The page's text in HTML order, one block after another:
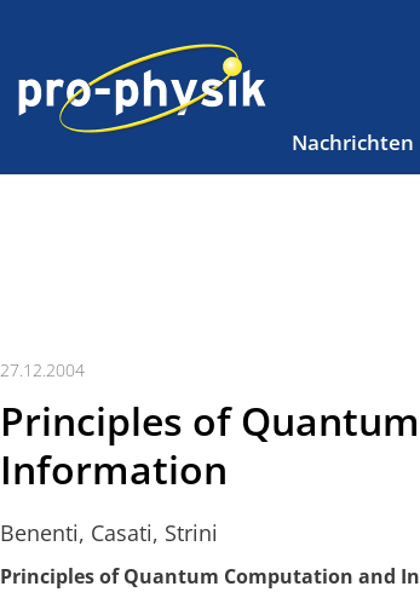
Nachrichten
27.12.2004
Principles of
Information
Benenti, Casati, Strini
Principles of Quantum Computation and